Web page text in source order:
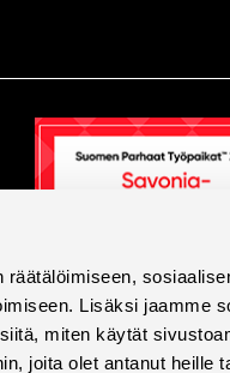
Lisäksi jaamme
miten käytät
joita olet antanut heille